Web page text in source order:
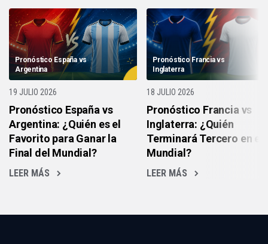
Pronóstico España vs
Argentina
19 JULIO 2026
Pronóstico España vs
Argentina: ¿Quién es el
Favorito para Ganar la
Final del Mundial?
LEER MÁS
Pronóstico Francia vs
Inglaterra
18 JULIO 2026
Pronóstico Francia vs
Inglaterra: ¿Quién
Terminará Tercero en el
Mundial?
LEER MÁS